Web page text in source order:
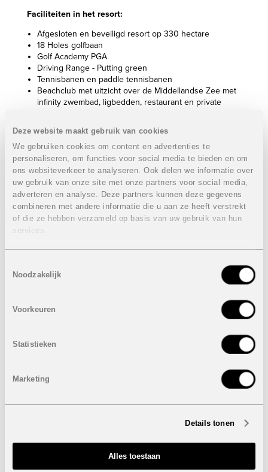
Deze website maakt gebruik van cookies
We gebruiken cookies om content en advertenties te
personaliseren, om functies voor social media te bieden en om
ons websiteverkeer te analyseren. Ook delen we informatie over
uw gebruik van onze site met onze partners voor social media,
adverteren en analyse. Deze partners kunnen deze gegevens
combineren met andere informatie die u aan ze heeft verstrekt
of die ze hebben verzameld op basis van uw gebruik van hun
services.
Noodzakelijk
Voorkeuren
Statistieken
Marketing
Details tonen
Alles toestaan
Faciliteiten in het resort:
Afgesloten en beveiligd resort op 330 hectare
18 Holes golfbaan
Golf Academy PGA
Driving Range - Putting green
Tennisbanen en paddle tennisbanen
Beachclub met uitzicht over de Middellandse Zee met
infinity zwembad, ligbedden, restaurant en private
Clubhuis en verschillende restaurants
Kids Club
...
Op korte afstand van twee internationale luchthavens en
de prachtige stranden van Dehesa De Campoamor en
Cabo Roig bieden wij u de ideale locatie voor uw
droomhuis.
Op nog geen 15 minuten rijden met de wagen vindt u 1
Boulevard.
2 Gastentoiletten
Infinity zwembad: 70 m²
Kelder: 50 m²
Onder voorbehoud van eventuele prijswijzigingen.